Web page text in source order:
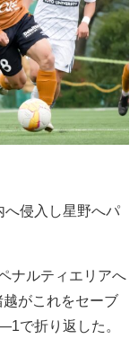
へ侵入し星野へパ
ナルティエリアへ
がこれをセーブ
で折り返した。